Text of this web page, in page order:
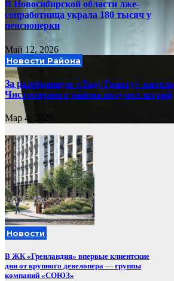
В Новосибирской области лже-
соцработница украла 180 тысяч у
пенсионерки
Май 12, 2026
Новости Района
За разобранную «Ладу Гранту» житель
Чистоозерного района получил штраф
Мар 4, 2026
Новости
В ЖК «Гренландия» впервые клиентские
дни от крупного девелопера — группы
компаний «СОЮЗ»